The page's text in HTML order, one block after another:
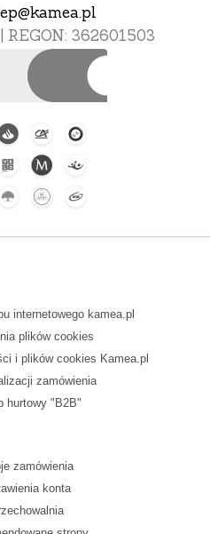
REGON: 362601503
internetowego kamea.pl
plików cookies
i plików cookies Kamea.pl
zamówienia
hurtowy "B2B"
zamówienia
konta